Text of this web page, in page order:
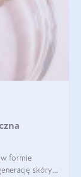
w formie
skóry i